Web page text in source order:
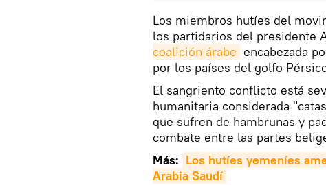
Los miembros hutíes del
los partidarios del presidente
coalición árabe encabezada
por los países del golfo
El sangriento conflicto está
humanitaria considerada
que sufren de hambrunas y
combate entre las partes
Más: Los hutíes yemeníes
Arabia Saudí